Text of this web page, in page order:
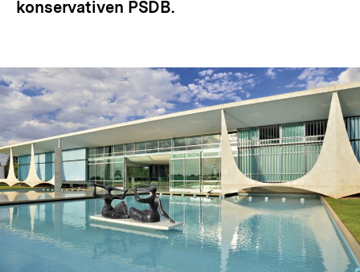
konservativen PSDB.